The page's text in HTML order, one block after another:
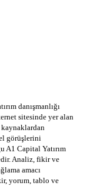
danışmanlığı
sitesinde yer alan
görüşlerini
A1 Capital Yatırım
Analiz, fikir ve
amacı
yorum, tablo ve